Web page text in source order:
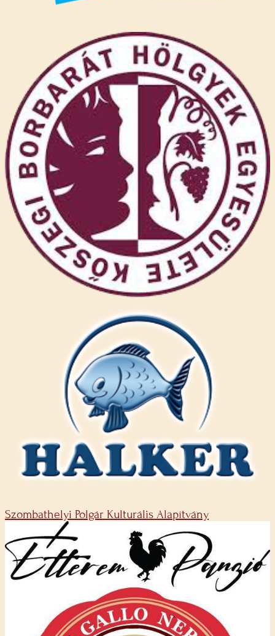
Szombathelyi Polgár Kulturális Alapítvány